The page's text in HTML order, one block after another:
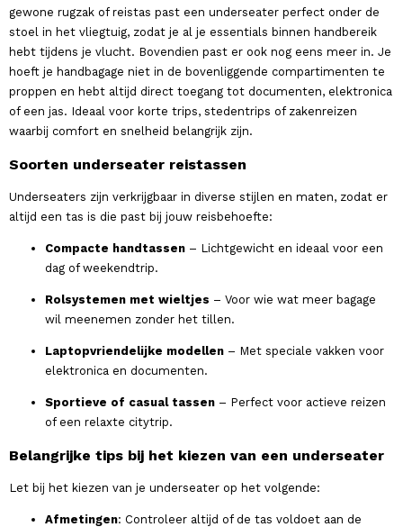
gewone rugzak of reistas past een underseater perfect onder de
stoel in het vliegtuig, zodat je al je essentials binnen handbereik
hebt tijdens je vlucht. Bovendien past er ook nog eens meer in. Je
hoeft je handbagage niet in de bovenliggende compartimenten te
proppen en hebt altijd direct toegang tot documenten, elektronica
of een jas. Ideaal voor korte trips, stedentrips of zakenreizen
waarbij comfort en snelheid belangrijk zijn.
Soorten underseater reistassen
Underseaters zijn verkrijgbaar in diverse stijlen en maten, zodat er
altijd een tas is die past bij jouw reisbehoefte:
Compacte handtassen – Lichtgewicht en ideaal voor een
dag of weekendtrip.
Rolsystemen met wieltjes – Voor wie wat meer bagage
wil meenemen zonder het tillen.
Laptopvriendelijke modellen – Met speciale vakken voor
elektronica en documenten.
Sportieve of casual tassen – Perfect voor actieve reizen
of een relaxte citytrip.
Belangrijke tips bij het kiezen van een underseater
Let bij het kiezen van je underseater op het volgende:
Afmetingen: Controleer altijd of de tas voldoet aan de